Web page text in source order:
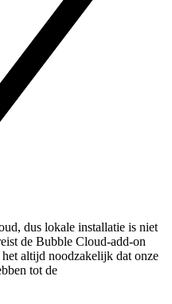
dus lokale installatie is niet
de Bubble Cloud-add-on
altijd noodzakelijk dat onze
tot de